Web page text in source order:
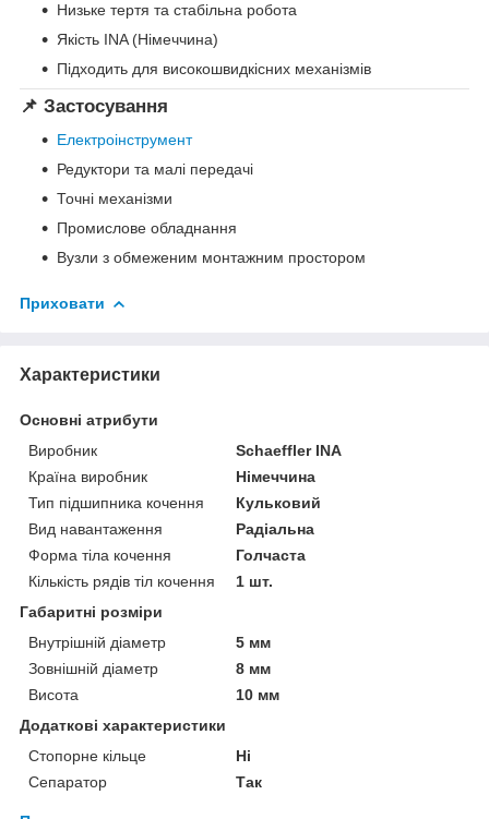
Низьке тертя та стабільна робота
Якість INA (Німеччина)
Підходить для високошвидкісних механізмів
📌 Застосування
Електроінструмент
Редуктори та малі передачі
Точні механізми
Промислове обладнання
Вузли з обмеженим монтажним простором
Приховати
Характеристики
Основні атрибути
Виробник
Schaeffler INA
Країна виробник
Німеччина
Тип підшипника кочення
Кульковий
Вид навантаження
Радіальна
Форма тіла кочення
Голчаста
Кількість рядів тіл кочення
1 шт.
Габаритні розміри
Внутрішній діаметр
5 мм
Зовнішній діаметр
8 мм
Висота
10 мм
Додаткові характеристики
Стопорне кільце
Ні
Сепаратор
Так